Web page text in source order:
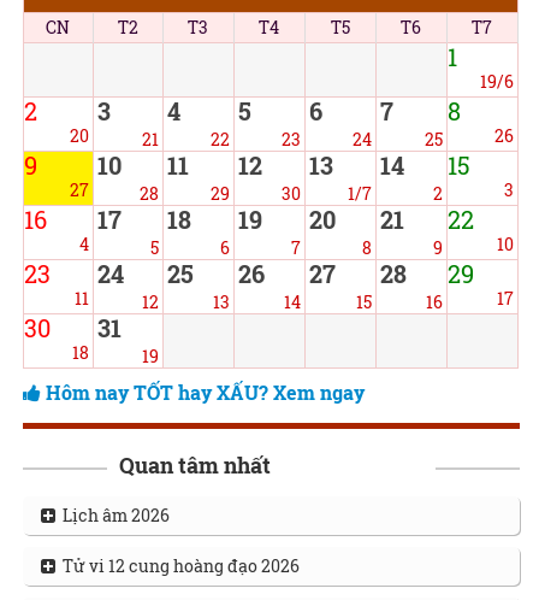
CN T2 T3 T4 T5 T6 T7
1
19/6
2
20
3
21
4
22
5
23
6
24
7
25
8
26
9
27
10
28
11
29
12
30
13
1/7
14
2
15
3
16
4
17
5
18
6
19
7
20
8
21
9
22
10
23
11
24
12
25
13
26
14
27
15
28
16
29
17
30
18
31
19
Hôm nay TỐT hay XẤU? Xem ngay
Quan tâm nhất
Lịch âm 2026
Tử vi 12 cung hoàng đạo 2026